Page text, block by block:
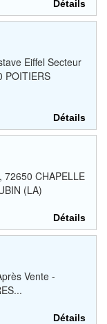
Détails
Eiffel Secteur
POITIERS
Détails
CHAPELLE
(LA)
Détails
Vente -
Détails